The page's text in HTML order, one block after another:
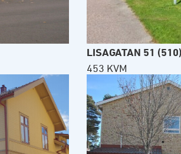
LISAGATAN 51
453 KVM